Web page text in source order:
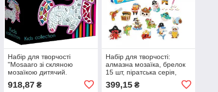
Набір для творчості
"Mosaaro зі скляною
мозаїкою дитячий.
Єдиноріг" MA7004 (368-
10)
918,87 ₴
Набір для творчості:
алмазна мозаїка, брелок
15 шт, піратська серія,
399,15₴